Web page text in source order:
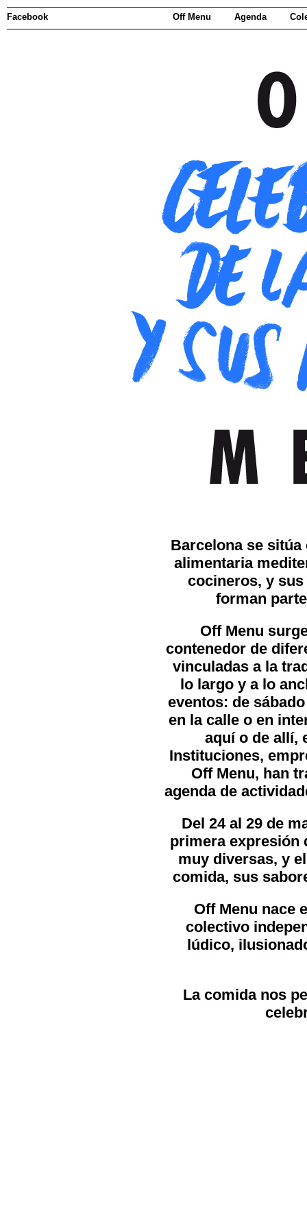
Facebook Off Menu Agenda
Barcelona se
alimentaria
cocineros, y
forman
Off Menu
contenedor de
vinculadas a la
lo largo y a lo
eventos: de
en la calle o en
aquí o de allí,
Instituciones,
Off Menu, han
agenda de
Del 24 al 29 de
primera expresión
muy diversas, y
comida, sus
Off Menu nace
colectivo
lúdico,
La comida nos